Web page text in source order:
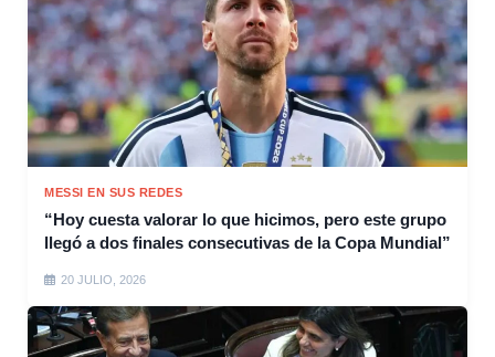
MESSI EN SUS REDES
“Hoy cuesta valorar lo que hicimos, pero este grupo
llegó a dos finales consecutivas de la Copa Mundial”
20 JULIO, 2026